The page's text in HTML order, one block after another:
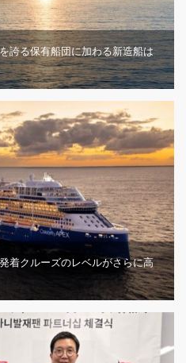
誇る保有船団に加わる新造船は
着クルーズのレベルがさらに高